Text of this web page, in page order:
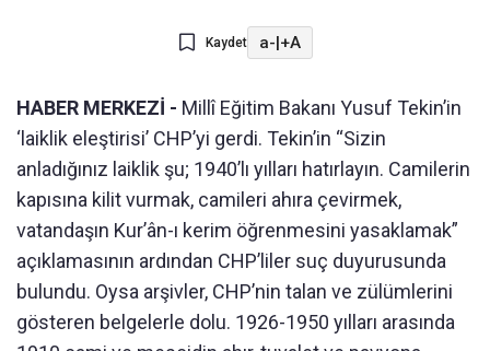
Kaydet a-|+A
HABER MERKEZİ - Millî Eğitim Bakanı Yusuf Tekin’in
‘laiklik eleştirisi’ CHP’yi gerdi. Tekin’in “Sizin
anladığınız laiklik şu; 1940’lı yılları hatırlayın. Camilerin
kapısına kilit vurmak, camileri ahıra çevirmek,
vatandaşın Kur’ân-ı kerim öğrenmesini yasaklamak”
açıklamasının ardından CHP’liler suç duyurusunda
bulundu. Oysa arşivler, CHP’nin talan ve zülümlerini
gösteren belgelerle dolu. 1926-1950 yılları arasında